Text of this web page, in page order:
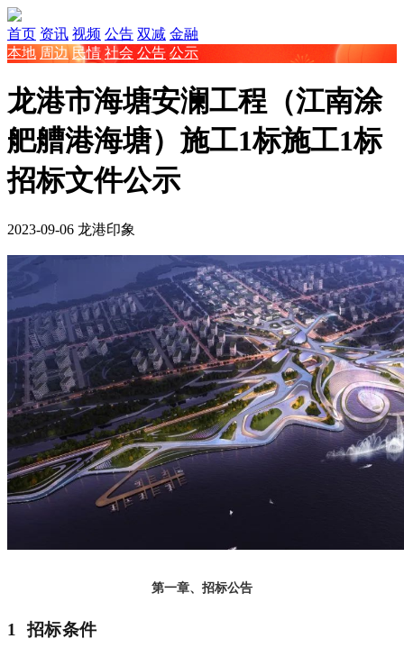
首页 资讯 视频 公告 双减 金融
本地 周边 民情 社会 公告 公示
龙港市海塘安澜工程（江南涂
舥艚港海塘）施工1标施工1标
招标文件公示
2023-09-06 龙港印象
第一章、招标公告
1 招标条件